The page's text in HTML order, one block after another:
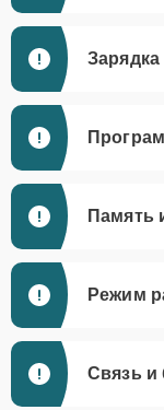
Память
Режим
Связь и